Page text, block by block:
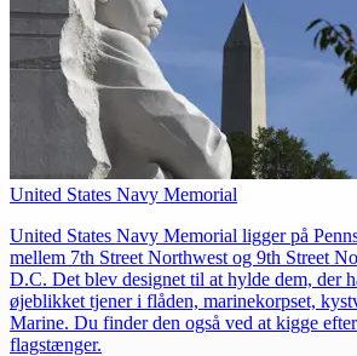
United States Navy Memorial
United States Navy Memorial ligger på
mellem 7th Street Northwest og 9th Street
D.C. Det blev designet til at hylde dem, der
øjeblikket tjener i flåden, marinekorpset,
Marine. Du finder den også ved at kigge
flagstænger.